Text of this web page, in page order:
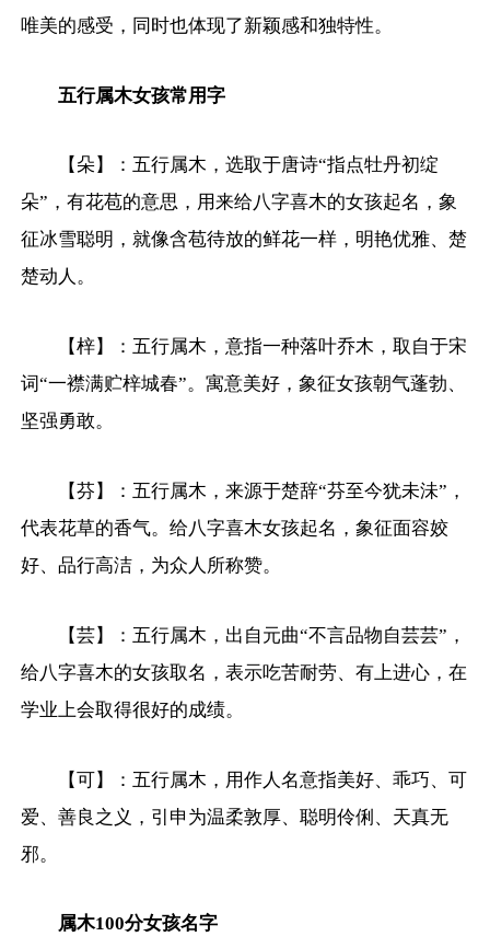
唯美的感受，同时也体现了新颖感和独特性。
五行属木女孩常用字
【朵】：五行属木，选取于唐诗“指点牡丹初绽
朵”，有花苞的意思，用来给八字喜木的女孩起名，象
征冰雪聪明，就像含苞待放的鲜花一样，明艳优雅、楚
楚动人。
【梓】：五行属木，意指一种落叶乔木，取自于宋
词“一襟满贮梓城春”。寓意美好，象征女孩朝气蓬勃、
坚强勇敢。
【芬】：五行属木，来源于楚辞“芬至今犹未沬”，
代表花草的香气。给八字喜木女孩起名，象征面容姣
好、品行高洁，为众人所称赞。
【芸】：五行属木，出自元曲“不言品物自芸芸”，
给八字喜木的女孩取名，表示吃苦耐劳、有上进心，在
学业上会取得很好的成绩。
【可】：五行属木，用作人名意指美好、乖巧、可
爱、善良之义，引申为温柔敦厚、聪明伶俐、天真无
邪。
属木100分女孩名字